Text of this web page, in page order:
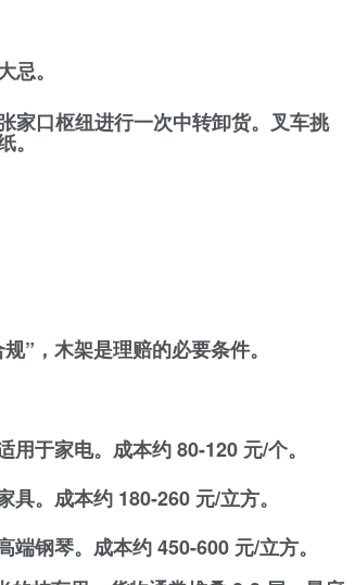
。
家口枢纽进行一次中转卸货。叉车挑
”，木架是理赔的必要条件。
于家电。成本约 80-120 元/个。
。成本约 180-260 元/立方。
钢琴。成本约 450-600 元/立方。